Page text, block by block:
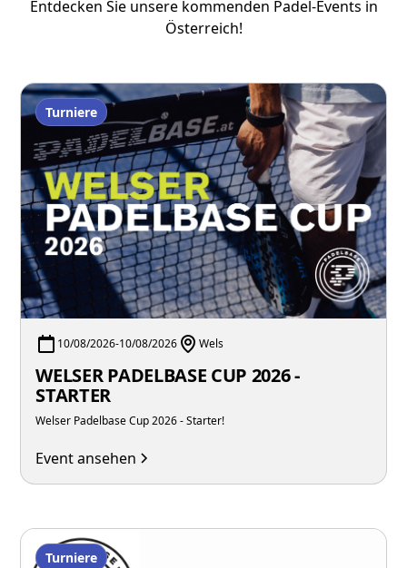
Entdecken Sie unsere kommenden Padel-Events in
Österreich!
Turniere
10/08/2026-10/08/2026 Wels
WELSER PADELBASE CUP 2026 -
STARTER
Welser Padelbase Cup 2026 - Starter!
Event ansehen
Turniere